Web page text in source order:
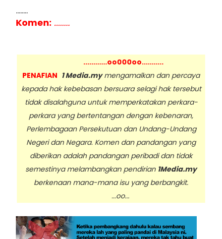
........
Komen: ........
............oo000oo...........
PENAFIAN 1 Media.mymengamalkan dan percaya
kepada hak kebebasan bersuara selagi hak tersebut
tidak disalahguna untuk memperkatakan perkara-
perkara yang bertentangan dengan kebenaran,
Perlembagaan Persekutuan dan Undang-Undang
Negeri dan Negara. Komen dan pandangan yang
diberikan adalah pandangan peribadi dan tidak
semestinya melambangkan pendirian 1Media.my
berkenaan mana-mana isu yang berbangkit.
...oo...